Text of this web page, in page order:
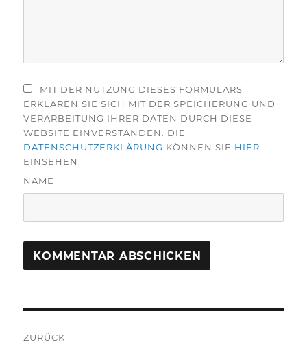
MIT DER NUTZUNG DIESES FORMULARS
ERKLÄREN SIE SICH MIT DER SPEICHERUNG UND
VERARBEITUNG IHRER DATEN DURCH DIESE
WEBSITE EINVERSTANDEN. DIE
DATENSCHUTZERKLÄRUNG KÖNNEN SIE HIER
EINSEHEN.
NAME
ZURÜCK